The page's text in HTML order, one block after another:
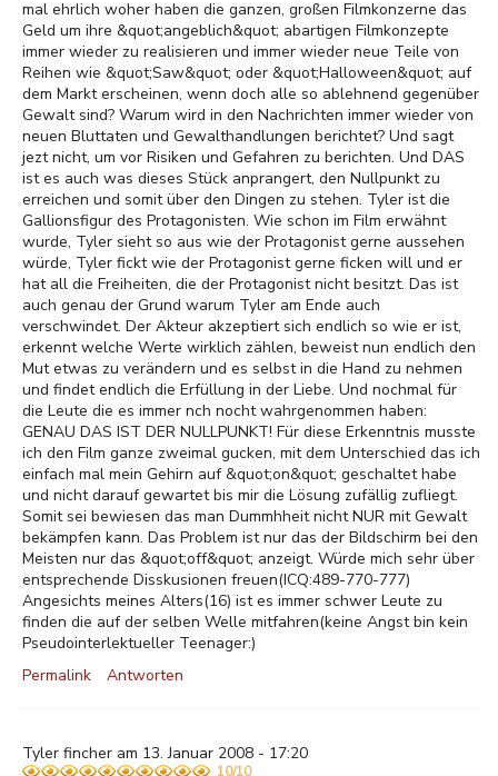
mal ehrlich woher haben die ganzen, großen Filmkonzerne das
Geld um ihre &quot;angeblich&quot; abartigen Filmkonzepte
immer wieder zu realisieren und immer wieder neue Teile von
Reihen wie &quot;Saw&quot; oder &quot;Halloween&quot; auf
dem Markt erscheinen, wenn doch alle so ablehnend gegenüber
Gewalt sind? Warum wird in den Nachrichten immer wieder von
neuen Bluttaten und Gewalthandlungen berichtet? Und sagt
jezt nicht, um vor Risiken und Gefahren zu berichten. Und DAS
ist es auch was dieses Stück anprangert, den Nullpunkt zu
erreichen und somit über den Dingen zu stehen. Tyler ist die
Gallionsfigur des Protagonisten. Wie schon im Film erwähnt
wurde, Tyler sieht so aus wie der Protagonist gerne aussehen
würde, Tyler fickt wie der Protagonist gerne ficken will und er
hat all die Freiheiten, die der Protagonist nicht besitzt. Das ist
auch genau der Grund warum Tyler am Ende auch
verschwindet. Der Akteur akzeptiert sich endlich so wie er ist,
erkennt welche Werte wirklich zählen, beweist nun endlich den
Mut etwas zu verändern und es selbst in die Hand zu nehmen
und findet endlich die Erfüllung in der Liebe. Und nochmal für
die Leute die es immer nch nocht wahrgenommen haben:
GENAU DAS IST DER NULLPUNKT! Für diese Erkenntnis musste
ich den Film ganze zweimal gucken, mit dem Unterschied das ich
einfach mal mein Gehirn auf &quot;on&quot; geschaltet habe
und nicht darauf gewartet bis mir die Lösung zufällig zufliegt.
Somit sei bewiesen das man Dummhheit nicht NUR mit Gewalt
bekämpfen kann. Das Problem ist nur das der Bildschirm bei den
Meisten nur das &quot;off&quot; anzeigt. Würde mich sehr über
entsprechende Disskusionen freuen(ICQ:489-770-777)
Angesichts meines Alters(16) ist es immer schwer Leute zu
finden die auf der selben Welle mitfahren(keine Angst bin kein
Pseudointerlektueller Teenager:)
Permalink
Antworten
Tyler fincher am 13. Januar 2008 - 17:20
10/10